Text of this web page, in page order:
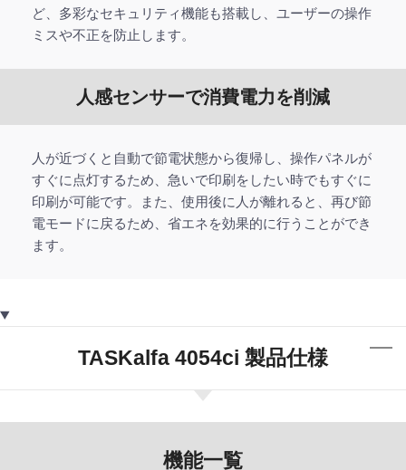
ど、多彩なセキュリティ機能も搭載し、ユーザーの操作
ミスや不正を防止します。
人感センサーで消費電力を削減
人が近づくと自動で節電状態から復帰し、操作パネルが
すぐに点灯するため、急いで印刷をしたい時でもすぐに
印刷が可能です。また、使用後に人が離れると、再び節
電モードに戻るため、省エネを効果的に行うことができ
ます。
TASKalfa 4054ci 製品仕様
機能一覧